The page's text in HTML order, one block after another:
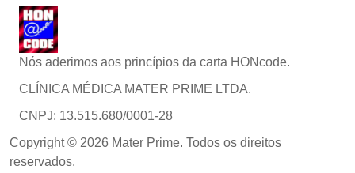
Nós aderimos aos princípios da carta HONcode.
CLÍNICA MÉDICA MATER PRIME LTDA.
CNPJ: 13.515.680/0001-28
Copyright © 2026 Mater Prime. Todos os direitos
reservados.